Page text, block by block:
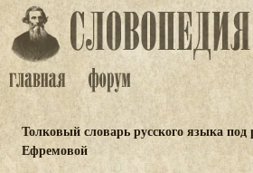
Толковый словарь русского языка
Ефремовой